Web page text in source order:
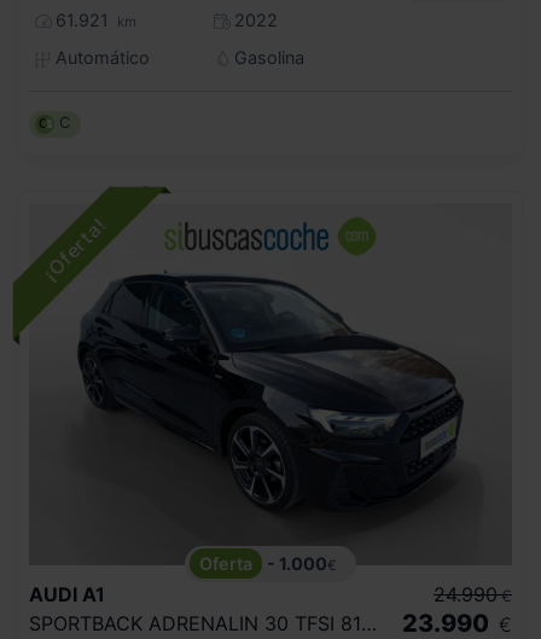
61.921 km
2022
Automático
Gasolina
C
- 1.000€
AUDI A1
SPORTBACK ADRENALIN 30 TFSI 81KW S TRON
24.990 €
23.990 €